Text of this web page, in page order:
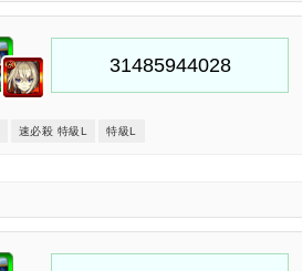
速必殺 特級L 特級L